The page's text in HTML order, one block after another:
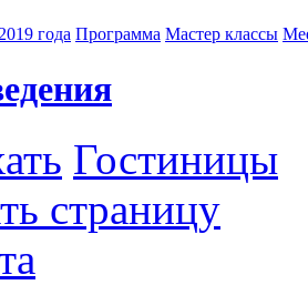
года Программа Мастер классы
Гостиницы
страницу